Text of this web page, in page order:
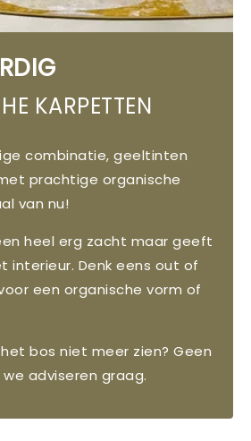
KARPETTEN
combinatie, geeltinten
prachtige organische
van nu!
heel erg zacht maar geeft
interieur. Denk eens out of
een organische vorm of
bos niet meer zien? Geen
adviseren graag.